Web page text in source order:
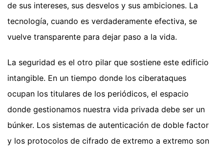
de sus intereses, sus desvelos y sus ambiciones. La
tecnología, cuando es verdaderamente efectiva, se
vuelve transparente para dejar paso a la vida.
La seguridad es el otro pilar que sostiene este edificio
intangible. En un tiempo donde los ciberataques
ocupan los titulares de los periódicos, el espacio
donde gestionamos nuestra vida privada debe ser un
búnker. Los sistemas de autenticación de doble factor
y los protocolos de cifrado de extremo a extremo son